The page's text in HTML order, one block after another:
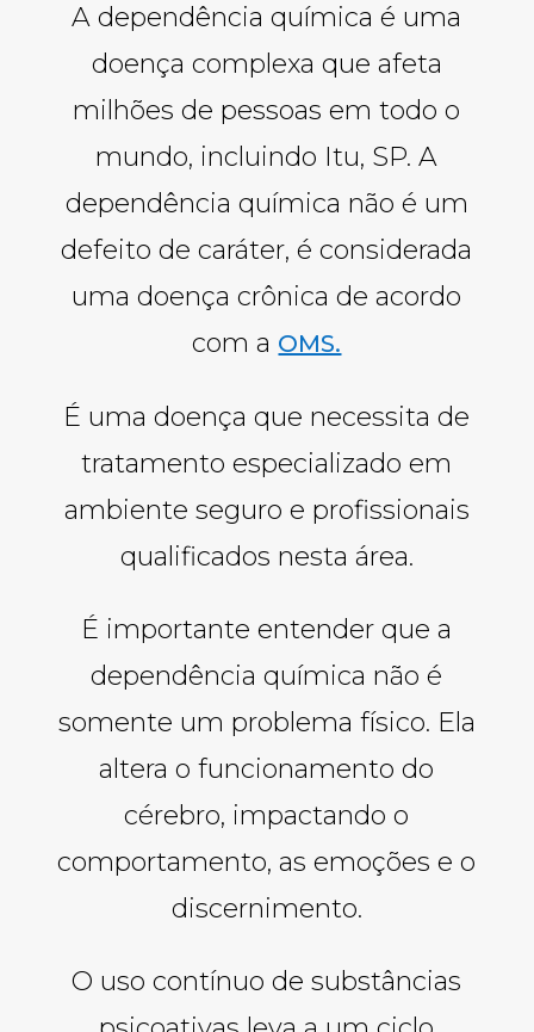
A dependência química é uma
doença complexa que afeta
milhões de pessoas em todo o
mundo, incluindo Itu, SP. A
dependência química não é um
defeito de caráter, é considerada
uma doença crônica de acordo
com a OMS.
É uma doença que necessita de
tratamento especializado em
ambiente seguro e profissionais
qualificados nesta área.
É importante entender que a
dependência química não é
somente um problema físico. Ela
altera o funcionamento do
cérebro, impactando o
comportamento, as emoções e o
discernimento.
O uso contínuo de substâncias